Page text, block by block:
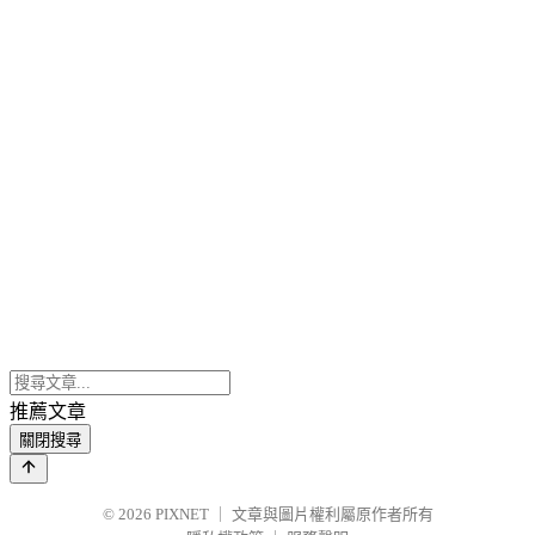
推薦文章
關閉搜尋
© 2026 PIXNET
文章與圖片權利屬原作者所有